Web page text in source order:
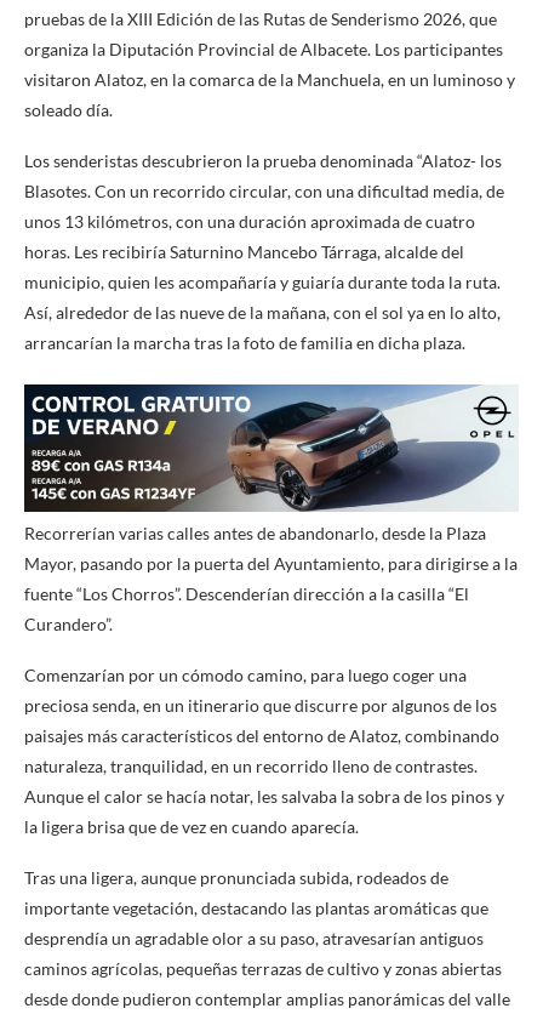
pruebas de la XIII Edición de las Rutas de Senderismo 2026, que
organiza la Diputación Provincial de Albacete. Los participantes
visitaron Alatoz, en la comarca de la Manchuela, en un luminoso y
soleado día.
Los senderistas descubrieron la prueba denominada “Alatoz- los
Blasotes. Con un recorrido circular, con una dificultad media, de
unos 13 kilómetros, con una duración aproximada de cuatro
horas. Les recibiría Saturnino Mancebo Tárraga, alcalde del
municipio, quien les acompañaría y guiaría durante toda la ruta.
Así, alrededor de las nueve de la mañana, con el sol ya en lo alto,
arrancarían la marcha tras la foto de familia en dicha plaza.
Recorrerían varias calles antes de abandonarlo, desde la Plaza
Mayor, pasando por la puerta del Ayuntamiento, para dirigirse a la
fuente “Los Chorros”. Descenderían dirección a la casilla “El
Curandero”.
Comenzarían por un cómodo camino, para luego coger una
preciosa senda, en un itinerario que discurre por algunos de los
paisajes más característicos del entorno de Alatoz, combinando
naturaleza, tranquilidad, en un recorrido lleno de contrastes.
Aunque el calor se hacía notar, les salvaba la sobra de los pinos y
la ligera brisa que de vez en cuando aparecía.
Tras una ligera, aunque pronunciada subida, rodeados de
importante vegetación, destacando las plantas aromáticas que
desprendía un agradable olor a su paso, atravesarían antiguos
caminos agrícolas, pequeñas terrazas de cultivo y zonas abiertas
desde donde pudieron contemplar amplias panorámicas del valle